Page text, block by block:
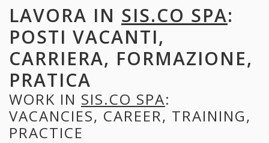
LAVORA IN SIS.CO SPA:
POSTI VACANTI,
CARRIERA, FORMAZIONE,
PRATICA
WORK IN SIS.CO SPA:
VACANCIES, CAREER, TRAINING,
PRACTICE